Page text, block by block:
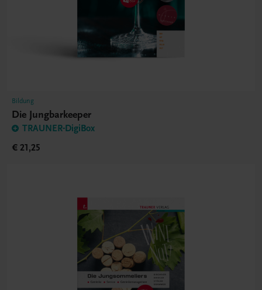
Bildung
Die Jungbarkeeper
TRAUNER-DigiBox
€ 21,25